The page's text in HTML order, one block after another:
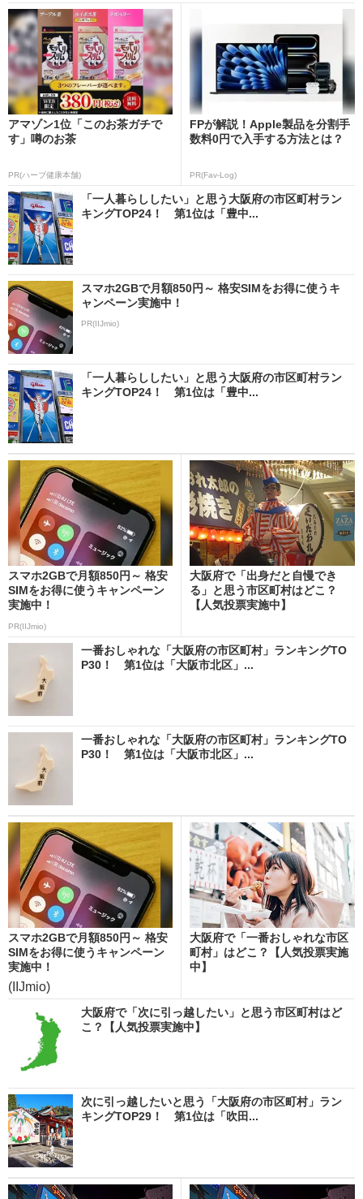
アマゾン1位「このお茶ガチで
す」噂のお茶
PR(ハーブ健康本舗)
FPが解説！Apple製品を分割手
数料0円で入手する方法とは？
PR(Fav-Log)
「一人暮らししたい」と思う大阪府の市区町村ラン
キングTOP24！ 第1位は「豊中...
スマホ2GBで月額850円～ 格安SIMをお得に使うキ
ャンペーン実施中！
PR(IIJmio)
「一人暮らししたい」と思う大阪府の市区町村ラン
キングTOP24！ 第1位は「豊中...
スマホ2GBで月額850円～ 格安
SIMをお得に使うキャンペーン
実施中！
PR(IIJmio)
大阪府で「出身だと自慢でき
る」と思う市区町村はどこ？
【人気投票実施中】
一番おしゃれな「大阪府の市区町村」ランキングTO
P30！ 第1位は「大阪市北区」...
一番おしゃれな「大阪府の市区町村」ランキングTO
P30！ 第1位は「大阪市北区」...
スマホ2GBで月額850円～ 格安
SIMをお得に使うキャンペーン
実施中！
(IIJmio)
大阪府で「一番おしゃれな市区
町村」はどこ？【人気投票実施
中】
大阪府で「次に引っ越したい」と思う市区町村はど
こ？【人気投票実施中】
次に引っ越したいと思う「大阪府の市区町村」ラン
キングTOP29！ 第1位は「吹田...